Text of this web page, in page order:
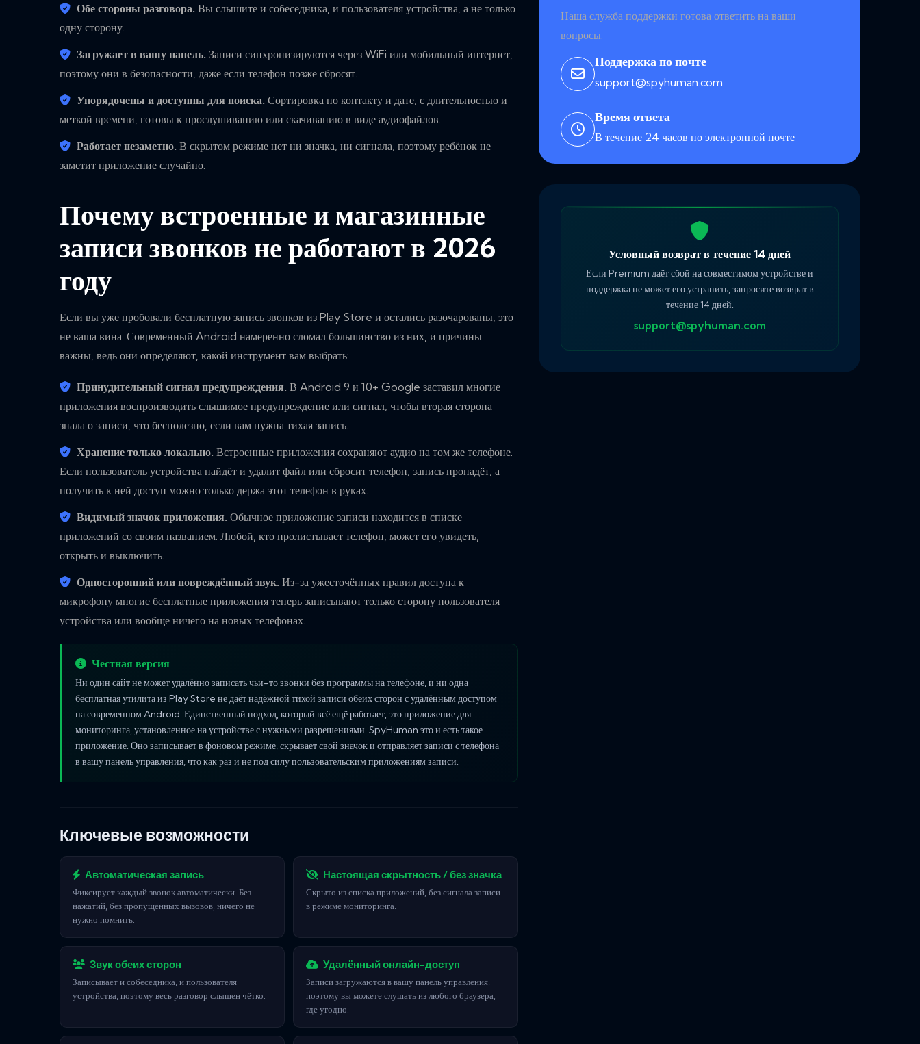
Обе стороны разговора. Вы слышите и собеседника, и пользователя устройства, а не только
одну сторону.
Загружает в вашу панель. Записи синхронизируются через WiFi или мобильный интернет,
поэтому они в безопасности, даже если телефон позже сбросят.
Упорядочены и доступны для поиска. Сортировка по контакту и дате, с длительностью и
меткой времени, готовы к прослушиванию или скачиванию в виде аудиофайлов.
Работает незаметно. В скрытом режиме нет ни значка, ни сигнала, поэтому ребёнок не
заметит приложение случайно.
Почему встроенные и магазинные
записи звонков не работают в 2026
году
Если вы уже пробовали бесплатную запись звонков из Play Store и остались разочарованы, это
не ваша вина. Современный Android намеренно сломал большинство из них, и причины
важны, ведь они определяют, какой инструмент вам выбрать:
Принудительный сигнал предупреждения. В Android 9 и 10+ Google заставил многие
приложения воспроизводить слышимое предупреждение или сигнал, чтобы вторая сторона
знала о записи, что бесполезно, если вам нужна тихая запись.
Хранение только локально. Встроенные приложения сохраняют аудио на том же телефоне.
Если пользователь устройства найдёт и удалит файл или сбросит телефон, запись пропадёт, а
получить к ней доступ можно только держа этот телефон в руках.
Видимый значок приложения. Обычное приложение записи находится в списке
приложений со своим названием. Любой, кто пролистывает телефон, может его увидеть,
открыть и выключить.
Односторонний или повреждённый звук. Из-за ужесточённых правил доступа к
микрофону многие бесплатные приложения теперь записывают только сторону пользователя
устройства или вообще ничего на новых телефонах.
Честная версия
Ни один сайт не может удалённо записать чьи-то звонки без программы на телефоне, и ни одна
бесплатная утилита из Play Store не даёт надёжной тихой записи обеих сторон с удалённым доступом
на современном Android. Единственный подход, который всё ещё работает, это приложение для
мониторинга, установленное на устройстве с нужными разрешениями. SpyHuman это и есть такое
приложение. Оно записывает в фоновом режиме, скрывает свой значок и отправляет записи с телефона
в вашу панель управления, что как раз и не под силу пользовательским приложениям записи.
Ключевые возможности
Автоматическая запись
Фиксирует каждый звонок автоматически. Без
нажатий, без пропущенных вызовов, ничего не
нужно помнить.
Настоящая скрытность / без значка
Скрыто из списка приложений, без сигнала записи
в режиме мониторинга.
Звук обеих сторон
Записывает и собеседника, и пользователя
устройства, поэтому весь разговор слышен чётко.
Удалённый онлайн-доступ
Записи загружаются в вашу панель управления,
поэтому вы можете слушать из любого браузера,
где угодно.
Наша служба поддержки готова ответить на ваши
вопросы.
Поддержка по почте
support@spyhuman.com
Время ответа
В течение 24 часов по электронной почте
Условный возврат в течение 14 дней
Если Premium даёт сбой на совместимом устройстве и
поддержка не может его устранить, запросите возврат в
течение 14 дней.
support@spyhuman.com